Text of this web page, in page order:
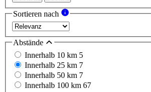
Sortieren nach
Abstände
Innerhalb 10 km 5
Innerhalb 25 km 7
Innerhalb 50 km 7
Innerhalb 100 km 67